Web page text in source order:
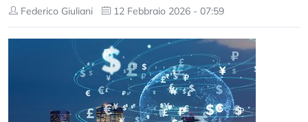
Federico Giuliani 12 Febbraio 2026 - 07:59